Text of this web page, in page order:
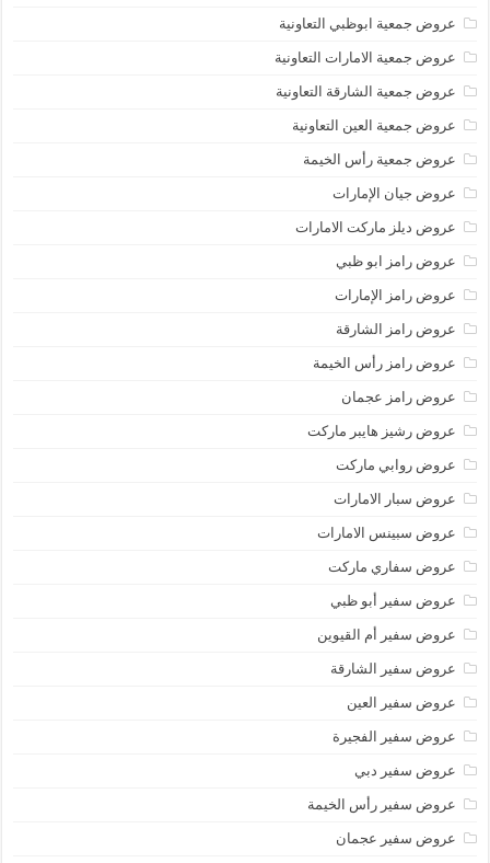
عروض جمعية ابوظبي التعاونية
عروض جمعية الامارات التعاونية
عروض جمعية الشارقة التعاونية
عروض جمعية العين التعاونية
عروض جمعية رأس الخيمة
عروض جيان الإمارات
عروض ديلز ماركت الامارات
عروض رامز ابو ظبي
عروض رامز الإمارات
عروض رامز الشارقة
عروض رامز رأس الخيمة
عروض رامز عجمان
عروض رشيز هايبر ماركت
عروض روابي ماركت
عروض سبار الامارات
عروض سبينس الامارات
عروض سفاري ماركت
عروض سفير أبو ظبي
عروض سفير أم القيوين
عروض سفير الشارقة
عروض سفير العين
عروض سفير الفجيرة
عروض سفير دبي
عروض سفير رأس الخيمة
عروض سفير عجمان